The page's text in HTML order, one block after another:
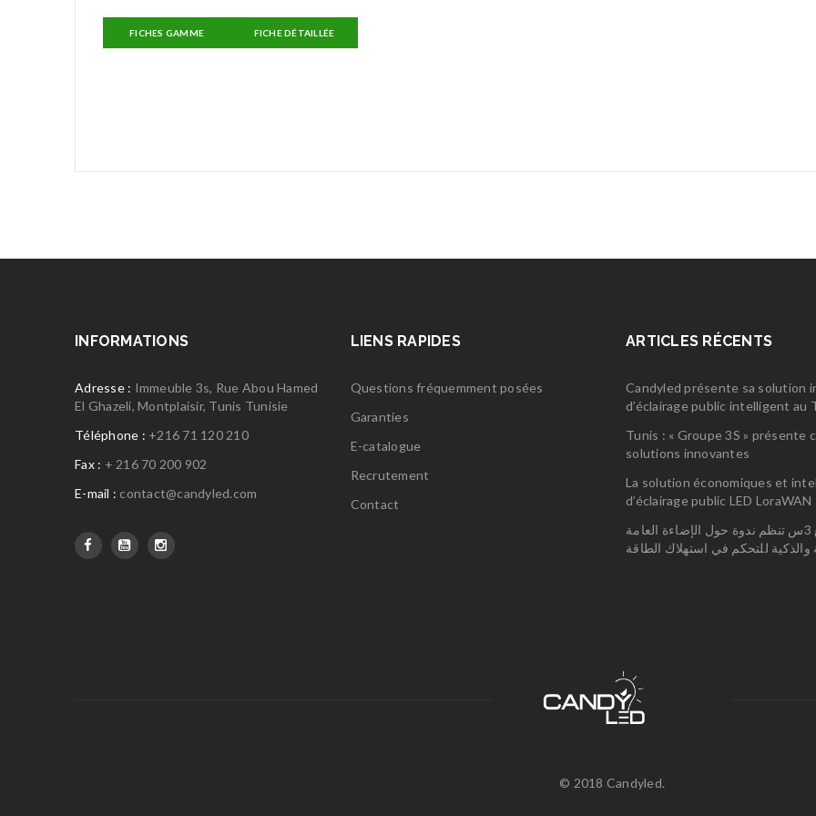
FICHES GAMME FICHE DÉTAILLÉE
INFORMATIONS
Adresse : Immeuble 3s, Rue Abou Hamed
El Ghazeli, Montplaisir, Tunis Tunisie
Téléphone : +216 71 120 210
Fax : + 216 70 200 902
E-mail : contact@candyled.com
LIENS RAPIDES
Questions fréquemment posées
Garanties
E-catalogue
Recrutement
Contact
ARTICLES RÉCENTS
Candyled présente sa solution
d’éclairage public intelligent au
Tunis : « Groupe 3S » présente
solutions innovantes
La solution économiques et
d’éclairage public LED LoraWAN
مجمع 3س تنظم ندوة حول الإضاءة العامة
والذكية للتحكم في استهلاك الطاقة
© 2018 Candyled.